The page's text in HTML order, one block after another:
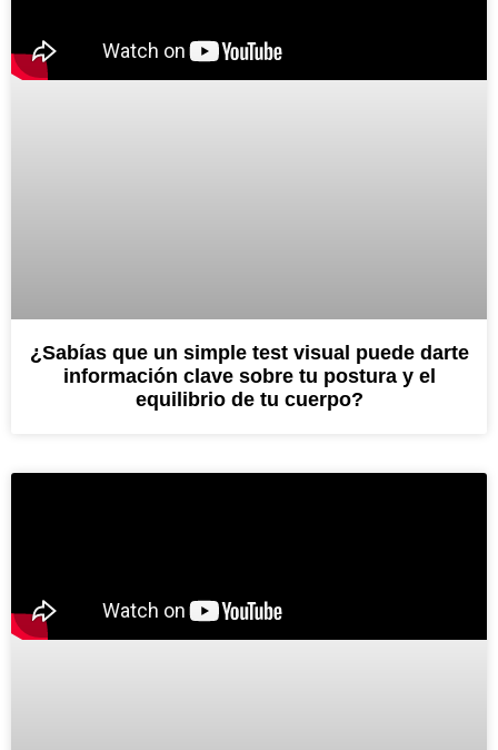
¿Sabías que un simple test visual puede darte
información clave sobre tu postura y el
equilibrio de tu cuerpo?